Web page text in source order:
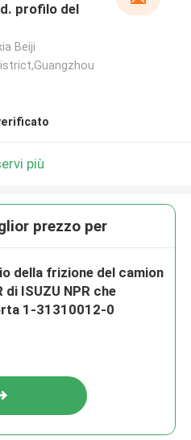
profilo del
Beiji
più
prezzo per
della frizione del camion
di ISUZU NPR che
1-31310012-0